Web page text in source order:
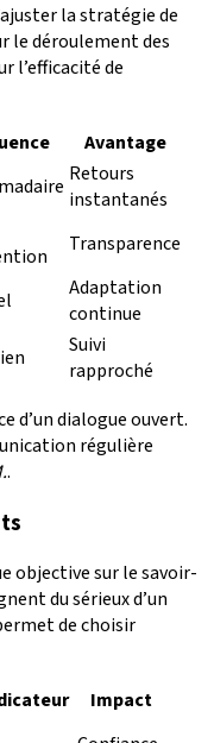
la stratégie de
le déroulement des
l’efficacité de
Avantage
Retours
instantanés
Transparence
Adaptation
continue
Suivi
rapproché
d’un dialogue ouvert.
régulière
.
objective sur le savoir-
du sérieux d’un
de choisir
Impact